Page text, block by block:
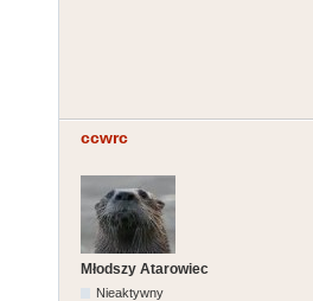
ccwrc
Młodszy Atarowiec
Nieaktywny